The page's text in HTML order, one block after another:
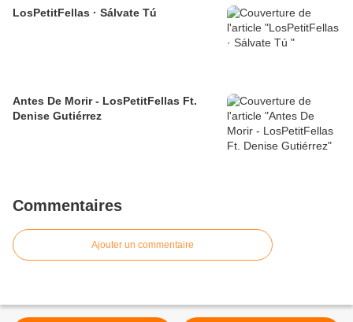
LosPetitFellas · Sálvate Tú
Antes De Morir - LosPetitFellas Ft.
Denise Gutiérrez
Commentaires
Ajouter un commentaire